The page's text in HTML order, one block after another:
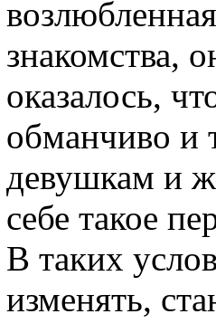
знакомства,
оказалось,
обманчиво и
девушкам и
себе такое
В таких
изменять,